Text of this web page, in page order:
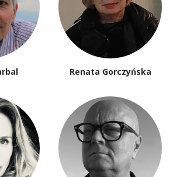
Renata Gorczyńska